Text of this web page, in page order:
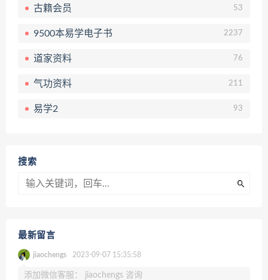
古籍会员 53
9500本易学电子书 2237
道家资料 76
气功资料 211
易学2 93
搜索
最新留言
jiaochengs 2023-09-07 15:35:58
添加微信客服： jiaochengs 咨询